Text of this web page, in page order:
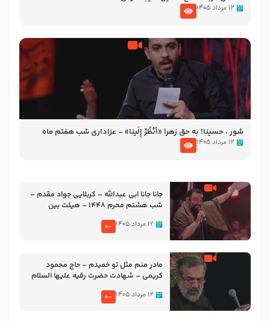
۱۲ مرداد ۱۴۰۵
شور ، حسینا! به‌ حق زهرا «أُنْظُرْ إِلَینا» – عزاداری شب هفتم ماه
محرّم 1405
۱۲ مرداد ۱۴۰۵
جانا جانا ابی عبدالله – کربلایی جواد مقدم –
شب هشتم محرم 1448 – هیئت بین
۱۲ مرداد ۱۴۰۵
مادر منم مثل تو خمیدم – حاج محمود
کریمی – شهادت حضرت رقیه علیها السلام
۱۲ مرداد ۱۴۰۵